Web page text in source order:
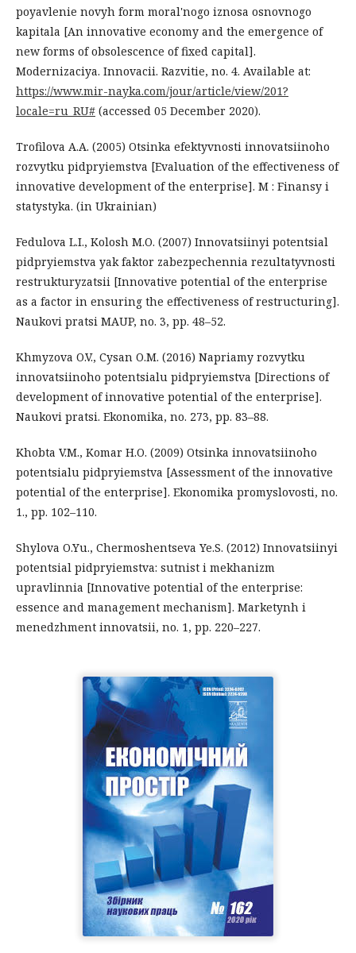
poyavlenie novyh form moral'nogo iznosa osnovnogo
kapitala [An innovative economy and the emergence of
new forms of obsolescence of fixed capital].
Modernizaciya. Innovacii. Razvitie, no. 4. Available at:
https://www.mir-nayka.com/jour/article/view/201?
locale=ru_RU# (accessed 05 December 2020).
Trofilova A.A. (2005) Otsinka efektyvnosti innovatsiinoho
rozvytku pidpryiemstva [Evaluation of the effectiveness of
innovative development of the enterprise]. M : Finansy i
statystyka. (in Ukrainian)
Fedulova L.I., Kolosh M.O. (2007) Innovatsiinyi potentsial
pidpryiemstva yak faktor zabezpechennia rezultatyvnosti
restrukturyzatsii [Innovative potential of the enterprise
as a factor in ensuring the effectiveness of restructuring].
Naukovi pratsi MAUP, no. 3, pp. 48–52.
Khmyzova O.V., Cysan O.M. (2016) Napriamy rozvytku
innovatsiinoho potentsialu pidpryiemstva [Directions of
development of innovative potential of the enterprise].
Naukovi pratsi. Ekonomika, no. 273, pp. 83–88.
Khobta V.M., Komar H.O. (2009) Otsinka innovatsiinoho
potentsialu pidpryiemstva [Assessment of the innovative
potential of the enterprise]. Ekonomika promyslovosti, no.
1., pp. 102–110.
Shylova O.Yu., Chermoshentseva Ye.S. (2012) Innovatsiinyi
potentsial pidpryiemstva: sutnist i mekhanizm
upravlinnia [Innovative potential of the enterprise:
essence and management mechanism]. Marketynh i
menedzhment innovatsii, no. 1, pp. 220–227.